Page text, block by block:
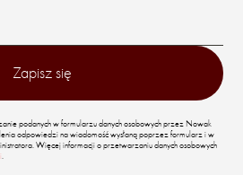
podanych w formularzu danych osobowych przez Nowak
odpowiedzi na wiadomość wysłaną poprzez formularz i w
Więcej informacji o przetwarzaniu danych osobowych
.